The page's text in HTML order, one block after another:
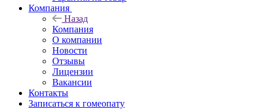
Компания
Назад
Компания
О компании
Новости
Отзывы
Лицензии
Вакансии
Контакты
Записаться к гомеопату